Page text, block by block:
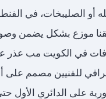
أو الصليبخات، في
موزع بشكل يضمن
في الكويت مب عذر
للفنيين مصمم
على الدائري الأول